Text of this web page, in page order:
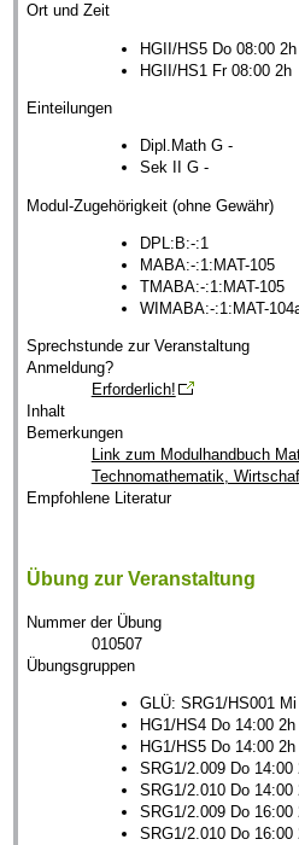
Ort und Zeit
HGII/HS5 Do 08:00 2h
HGII/HS1 Fr 08:00 2h
Einteilungen
Dipl.Math G -
Sek II G -
Modul-Zugehörigkeit (ohne Gewähr)
DPL:B:-:1
MABA:-:1:MAT-105
TMABA:-:1:MAT-105
WIMABA:-:1:MAT-
Sprechstunde zur Veranstaltung
Anmeldung?
Erforderlich!
Inhalt
Bemerkungen
Link zum Modulhandbuch
Technomathematik,
Empfohlene Literatur
Übung zur Veranstaltung
Nummer der Übung
010507
Übungsgruppen
GLÜ: SRG1/HS001
HG1/HS4 Do 14:00 2h
HG1/HS5 Do 14:00 2h
SRG1/2.009 Do 14:00
SRG1/2.010 Do 14:00
SRG1/2.009 Do 16:00
SRG1/2.010 Do 16:00